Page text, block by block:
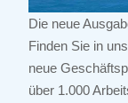
Die neue
Finden Sie in
neue
über 1.000